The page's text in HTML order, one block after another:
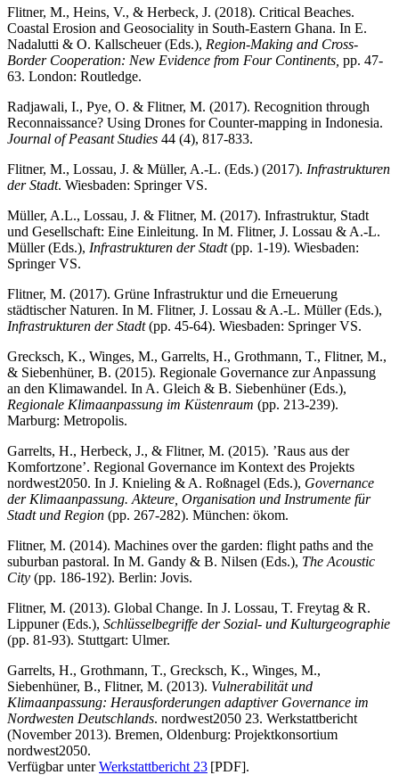
Flitner, M., Heins, V., & Herbeck, J. (2018). Critical Beaches.
Coastal Erosion and Geosociality in South-Eastern Ghana. In E.
Nadalutti & O. Kallscheuer (Eds.), Region-Making and Cross-
Border Cooperation: New Evidence from Four Continents, pp. 47-
63. London: Routledge.
Radjawali, I., Pye, O. & Flitner, M. (2017). Recognition through
Reconnaissance? Using Drones for Counter-mapping in Indonesia.
Journal of Peasant Studies 44 (4), 817-833.
Flitner, M., Lossau, J. & Müller, A.-L. (Eds.) (2017). Infrastrukturen
der Stadt. Wiesbaden: Springer VS.
Müller, A.L., Lossau, J. & Flitner, M. (2017). Infrastruktur, Stadt
und Gesellschaft: Eine Einleitung. In M. Flitner, J. Lossau & A.-L.
Müller (Eds.), Infrastrukturen der Stadt(pp. 1-19). Wiesbaden:
Springer VS.
Flitner, M. (2017). Grüne Infrastruktur und die Erneuerung
städtischer Naturen. In M. Flitner, J. Lossau & A.-L. Müller (Eds.),
Infrastrukturen der Stadt(pp. 45-64). Wiesbaden: Springer VS.
Grecksch, K., Winges, M., Garrelts, H., Grothmann, T., Flitner, M.,
& Siebenhüner, B. (2015). Regionale Governance zur Anpassung
an den Klimawandel. In A. Gleich & B. Siebenhüner (Eds.),
Regionale Klimaanpassung im Küstenraum (pp. 213-239).
Marburg: Metropolis.
Garrelts, H., Herbeck, J., & Flitner, M. (2015). ʼRaus aus der
Komfortzoneʼ. Regional Governance im Kontext des Projekts
nordwest2050. In J. Knieling & A. Roßnagel (Eds.), Governance
der Klimaanpassung. Akteure, Organisation und Instrumente für
Stadt und Region (pp. 267-282). München: ökom.
Flitner, M. (2014). Machines over the garden: flight paths and the
suburban pastoral. In M. Gandy & B. Nilsen (Eds.), The Acoustic
City (pp. 186-192). Berlin: Jovis.
Flitner, M. (2013). Global Change. In J. Lossau, T. Freytag & R.
Lippuner (Eds.), Schlüsselbegriffe der Sozial- und Kulturgeographie
(pp. 81-93). Stuttgart: Ulmer.
Garrelts, H., Grothmann, T., Grecksch, K., Winges, M.,
Siebenhüner, B., Flitner, M. (2013). Vulnerabilität und
Klimaanpassung: Herausforderungen adaptiver Governance im
Nordwesten Deutschlands. nordwest2050 23. Werkstattbericht
(November 2013). Bremen, Oldenburg: Projektkonsortium
nordwest2050.
Verfügbar unterWerkstattbericht 23 [PDF].